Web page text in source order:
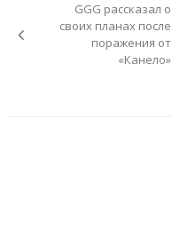
GGG рассказал о
своих планах после
поражения от
«Канело»